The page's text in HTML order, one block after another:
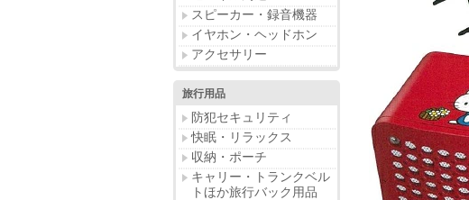
スピーカー・録音機器
イヤホン・ヘッドホン
アクセサリー
旅行用品
防犯セキュリティ
快眠・リラックス
収納・ポーチ
キャリー・トランクベル
トほか旅行バック用品